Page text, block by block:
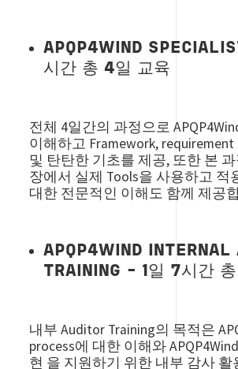
APQP4WIND
시간 총 4일 교육
전체 4일간의 과정으로
이해하고 Framework,
및 탄탄한 기초를 제공, 또한 본
장에서 실제 Tools을 사용하고 적
대한 전문적인 이해도 함께 제공
APQP4WIND INTERNAL
TRAINING - 1일 7시간
내부 Auditor Training의 목적은
process에 대한 이해와
현 을 지원하기 위한 내부 감사 활